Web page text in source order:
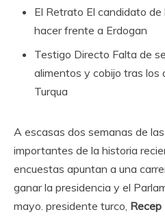
El Retrato El candidato
hacer frente a Erdogan
Testigo Directo Falta de
alimentos y cobijo tras
Turqua
A escasas dos semanas de
importantes de la historia
encuestas apuntan a una
ganar la presidencia y el
mayo. presidente turco,